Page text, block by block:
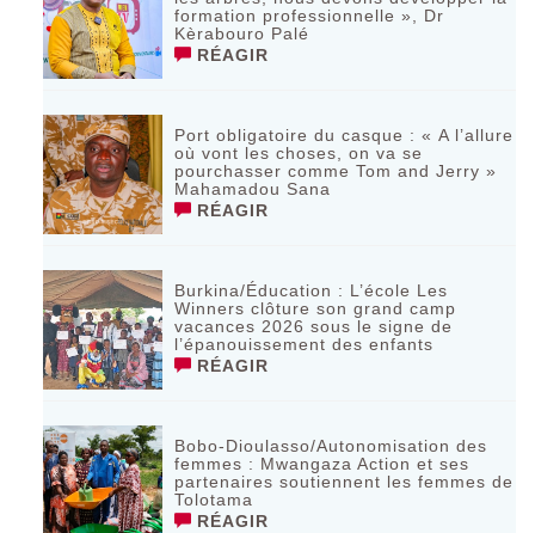
formation professionnelle », Dr
Kèrabouro Palé
RÉAGIR
Port obligatoire du casque : « A l’allure
où vont les choses, on va se
pourchasser comme Tom and Jerry »
Mahamadou Sana
RÉAGIR
Burkina/Éducation : L’école Les
Winners clôture son grand camp
vacances 2026 sous le signe de
l’épanouissement des enfants
RÉAGIR
Bobo-Dioulasso/Autonomisation des
femmes : Mwangaza Action et ses
partenaires soutiennent les femmes de
Tolotama
RÉAGIR